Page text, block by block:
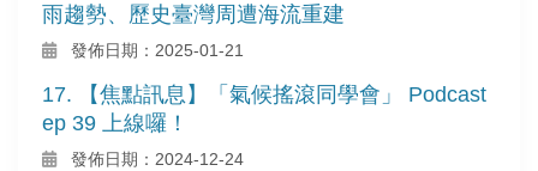
雨趨勢、歷史臺灣周遭海流重建
發佈日期：2025-01-21
17. 【焦點訊息】「氣候搖滾同學會」 Podcast
ep 39 上線囉！
發佈日期：2024-12-24